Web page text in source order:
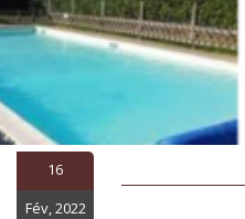
16
Fév, 2022